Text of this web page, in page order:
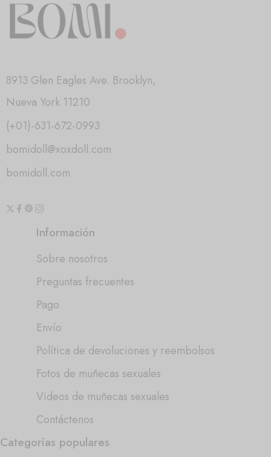
8913 Glen Eagles Ave. Brooklyn,
Nueva York 11210
(+01)-631-672-0993
bomidoll@xoxdoll.com
bomidoll.com
Información
Sobre nosotros
Preguntas frecuentes
Pago
Envío
Política de devoluciones y reembolsos
Fotos de muñecas sexuales
Videos de muñecas sexuales
Contáctenos
Categorías populares